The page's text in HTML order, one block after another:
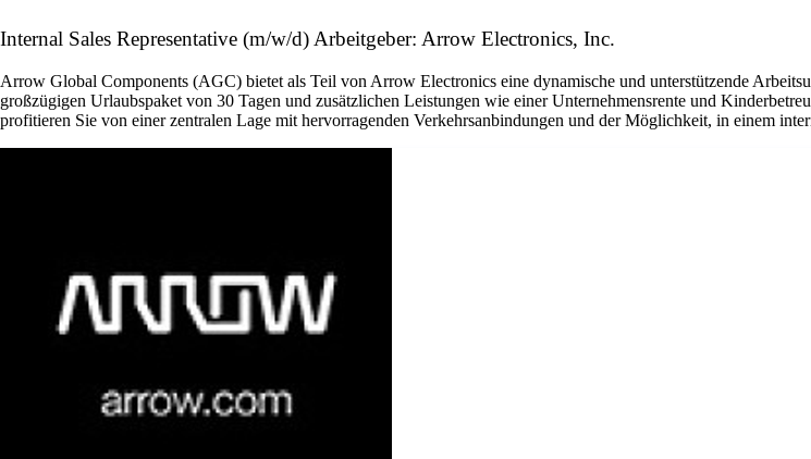
Internal Sales Representative (m/w/d) Arbeitgeber: Arrow Electronics, Inc.
Arrow Global Components (AGC) bietet als Teil von Arrow Electronics eine dynamische und unterstützende
großzügigen Urlaubspaket von 30 Tagen und zusätzlichen Leistungen wie einer Unternehmensrente und
profitieren Sie von einer zentralen Lage mit hervorragenden Verkehrsanbindungen und der Möglichkeit, in einem